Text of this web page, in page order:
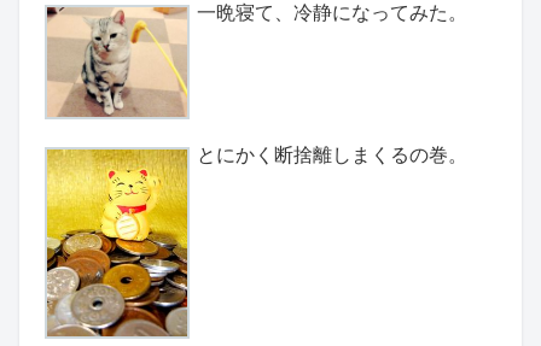
一晩寝て、冷静になってみた。
とにかく断捨離しまくるの巻。